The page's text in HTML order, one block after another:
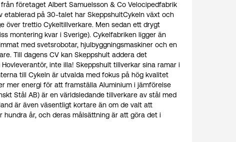
företaget Albert Samuelsson & Co Velocipedfabrik
etablerad på 30-talet har SkeppshultCykeln växt och
över trettio Cykeltillverkare. Men sedan ett drygt
montering kvar i Sverige). Cykelfabriken ligger än
med svetsrobotar, hjulbyggningsmaskiner och en
Till dagens CV kan Skeppshult addera det
inte illa! Skeppshult tillverkar sina ramar i
till Cykeln är utvalda med fokus på hög kvalitet
mer energi för att framställa Aluminium i jämförelse
Stål AB) är en världsledande tillverkare av stål med
är även väsentligt kortare än om de valt att
år, och deras målsättning är att göra det i